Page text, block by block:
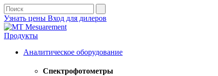
Узнать цены Вход для дилеров
Продукты
Аналитическое оборудование
Спектрофотометры